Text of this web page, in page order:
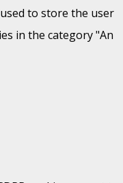
to store the user
in the category "An